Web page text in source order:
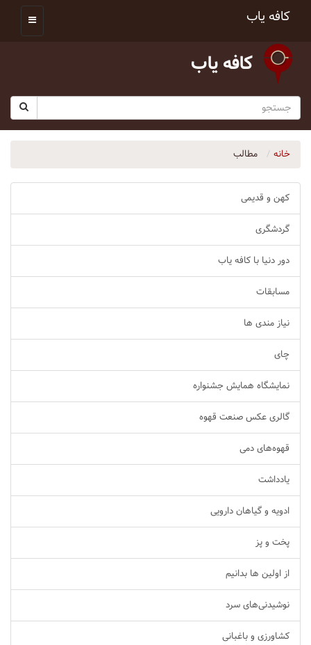
کافه یاب
کافه یاب
خانه مطالب
کهن و قدیمی
گردشگری
دور دنیا با کافه یاب
مسابقات
نیاز مندی ها
چای
نمایشگاه همایش جشنواره
گالری عکس صنعت قهوه
قهوه‌های دمی
یادداشت
ادویه و گیاهان دارویی
پخت و پز
از اولین ها بدانیم
نوشیدنی‌های سرد
کشاورزی و باغبانی